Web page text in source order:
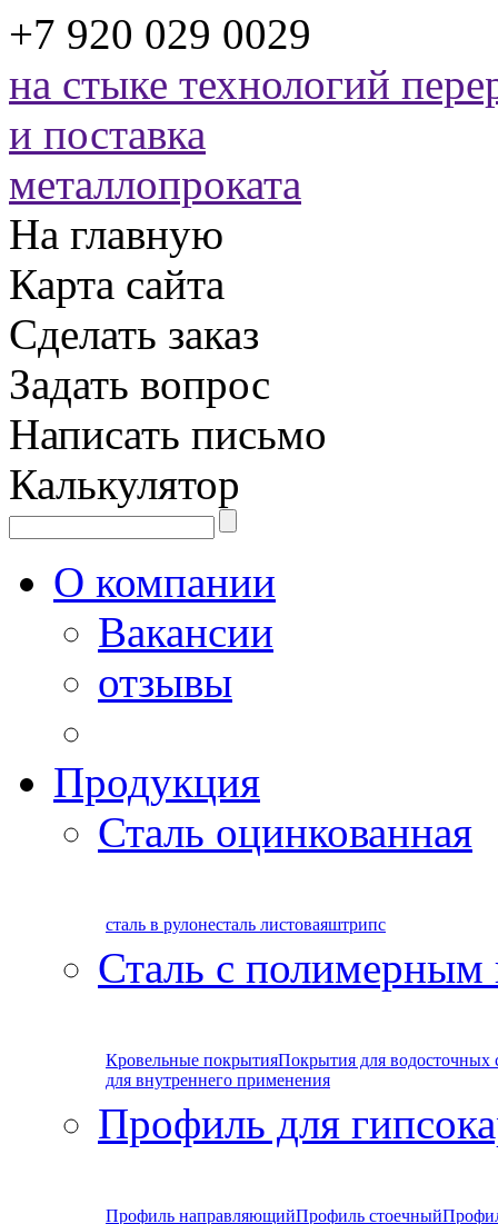
+7 920 029 0029
на стыке технологий
и поставка
металлопроката
На главную
Карта сайта
Сделать заказ
Задать вопрос
Написать письмо
Калькулятор
О компании
Вакансии
отзывы
Продукция
Сталь оцинкованная
сталь в рулонесталь листоваяштрипс
Сталь с
Кровельные покрытияПокрытия для водосточных
для внутреннего применения
Профиль для
Профиль направляющийПрофиль стоечный